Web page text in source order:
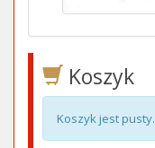
Koszyk
Koszyk jest pusty.